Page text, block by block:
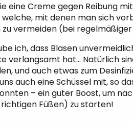
eine Creme gegen Reibung
mit denen man sich
zu vermeiden (bei
ich, dass Blasen
verlangsamt hat… Natürlich
und auch etwas zum
auch eine Schüssel mit, so
– ein guter Boost, um
Füßen) zu starten!